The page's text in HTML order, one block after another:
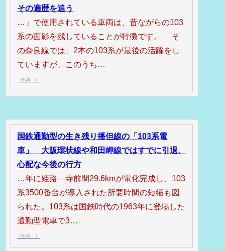
その遍歴を追う
…」で使用されている車両は、昔ながらの103
系の面影を残していることが特徴です。 そ
の奈良線では、2本の103系が最後の活躍をし
ていますが、このうち…
（出典：）
国鉄通勤型の生き残り播但線の「103系電
車」 大阪環状線や和田岬線ではすでに引退、
心配な今後の行方
…年に姫路―寺前間29.6kmが電化完成し、103
系3500番台が導入された所要時間の短縮も図
られた。103系は国鉄時代の1963年に登場した
通勤型電車で3…
（出典：）